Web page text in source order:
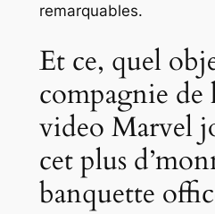
remarquables.
Et ce, quel
compagnie de
video Marvel
cet plus
banquette